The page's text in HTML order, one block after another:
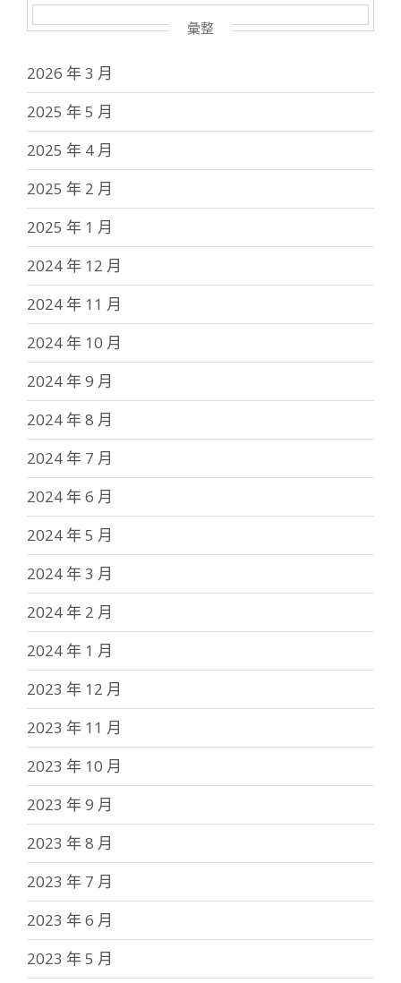
彙整
2026 年 3 月
2025 年 5 月
2025 年 4 月
2025 年 2 月
2025 年 1 月
2024 年 12 月
2024 年 11 月
2024 年 10 月
2024 年 9 月
2024 年 8 月
2024 年 7 月
2024 年 6 月
2024 年 5 月
2024 年 3 月
2024 年 2 月
2024 年 1 月
2023 年 12 月
2023 年 11 月
2023 年 10 月
2023 年 9 月
2023 年 8 月
2023 年 7 月
2023 年 6 月
2023 年 5 月